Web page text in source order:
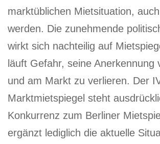
marktüblichen Mietsituation,
werden. Die zunehmende
wirkt sich nachteilig auf
läuft Gefahr, seine Anerkennung
und am Markt zu verlieren. Der
Marktmietspiegel steht
Konkurrenz zum Berliner
ergänzt lediglich die aktuelle